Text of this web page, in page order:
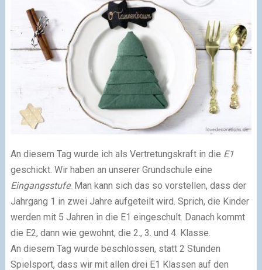
An diesem Tag wurde ich als Vertretungskraft in die E1
geschickt. Wir haben an unserer Grundschule eine
Eingangsstufe. Man kann sich das so vorstellen, dass der
Jahrgang 1 in zwei Jahre aufgeteilt wird. Sprich, die Kinder
werden mit 5 Jahren in die E1 eingeschult. Danach kommt
die E2, dann wie gewohnt, die 2., 3. und 4. Klasse.
An diesem Tag wurde beschlossen, statt 2 Stunden
Spielsport, dass wir mit allen drei E1 Klassen auf den